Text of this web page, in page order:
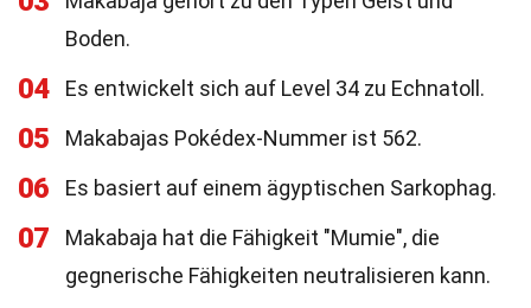
Boden.
04 Es entwickelt sich auf Level 34 zu Echnatoll.
05 Makabajas Pokédex-Nummer ist 562.
06 Es basiert auf einem ägyptischen Sarkophag.
07
Makabaja hat die Fähigkeit "Mumie", die
gegnerische Fähigkeiten neutralisieren kann.